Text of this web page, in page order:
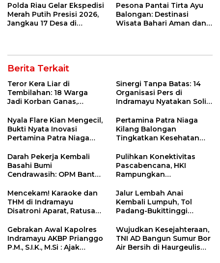
Polda Riau Gelar Ekspedisi
Merah Putih Presisi 2026,
Jangkau 17 Desa di
Pesona Pantai Tirta Ayu
Balongan: Destinasi
Wisata Bahari Aman dan
Berita Terkait
Teror Kera Liar di
Tembilahan: 18 Warga
Jadi Korban Ganas,
12 Jahitan!
Sinergi Tanpa Batas: 14
Organisasi Pers di
Indramayu Nyatakan Solid
Nyala Flare Kian Mengecil,
Bukti Nyata Inovasi
Pertamina Patra Niaga
Net Zero Emission 2060
Pertamina Patra Niaga
Kilang Balongan
Tingkatkan Kesehatan
Pemeriksaan Kesehatan
Rutin dan Edukasi
Perawatan Gigi
Darah Pekerja Kembali
Basahi Bumi
Cendrawasih: OPM Bantai
di Tolikara!
Pulihkan Konektivitas
Pascabencana, HKI
Rampungkan
Lembah Anai dan Malalak
Mencekam! Karaoke dan
THM di Indramayu
Disatroni Aparat, Ratusan
Dites Urine!
Jalur Lembah Anai
Kembali Lumpuh, Tol
Padang-Bukittinggi
Strategis
Gebrakan Awal Kapolres
Indramayu AKBP Prianggo
P.M., S.I.K., M.Si : Ajak
Wujudkan Kesejahteraan,
TNI AD Bangun Sumur Bor
Air Bersih di Haurgeulis